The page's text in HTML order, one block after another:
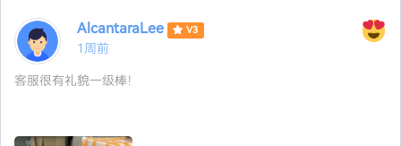
AlcantaraLee V3
1周前
客服很有礼貌一级棒！